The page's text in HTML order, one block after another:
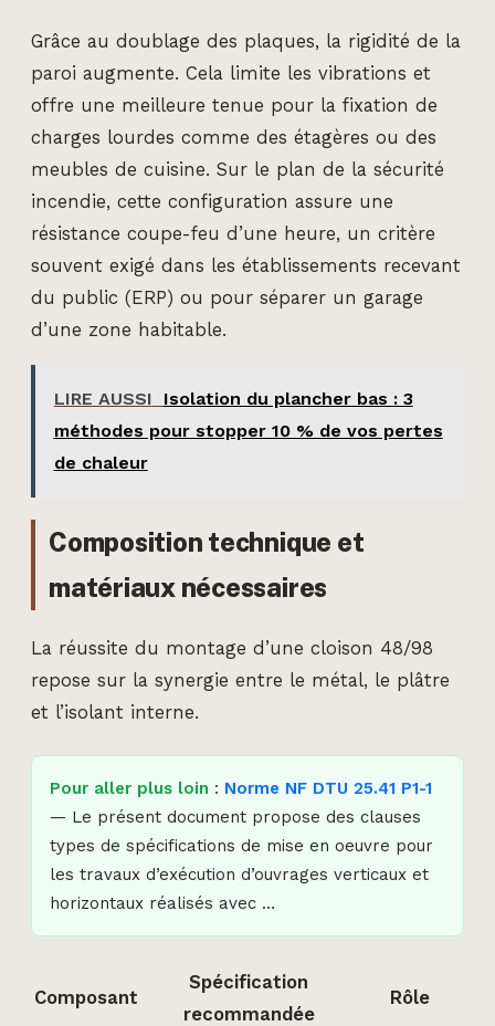
Grâce au doublage des plaques, la rigidité de la
paroi augmente. Cela limite les vibrations et
offre une meilleure tenue pour la fixation de
charges lourdes comme des étagères ou des
meubles de cuisine. Sur le plan de la sécurité
incendie, cette configuration assure une
résistance coupe-feu d’une heure, un critère
souvent exigé dans les établissements recevant
du public (ERP) ou pour séparer un garage
d’une zone habitable.
LIRE AUSSI
Isolation du plancher bas : 3
méthodes pour stopper 10 % de vos pertes
de chaleur
Composition technique et
matériaux nécessaires
La réussite du montage d’une cloison 48/98
repose sur la synergie entre le métal, le plâtre
et l’isolant interne.
Pour aller plus loin : Norme NF DTU 25.41 P1-1
— Le présent document propose des clauses
types de spécifications de mise en oeuvre pour
les travaux d’exécution d’ouvrages verticaux et
horizontaux réalisés avec …
Composant
Spécification
recommandée
Rôle